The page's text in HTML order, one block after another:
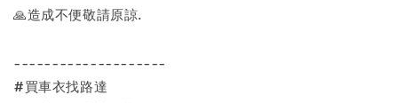
🙏造成不便敬請原諒.
--------------------
#買車衣找路達